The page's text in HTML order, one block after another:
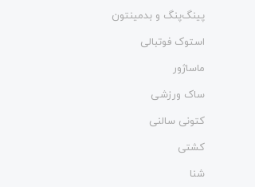
پینگ‌پنگ و بدمينتون
استوک فوتبالی
ماساژور
ساک ورزشی
کتونی سالنی
کشتی
شنا